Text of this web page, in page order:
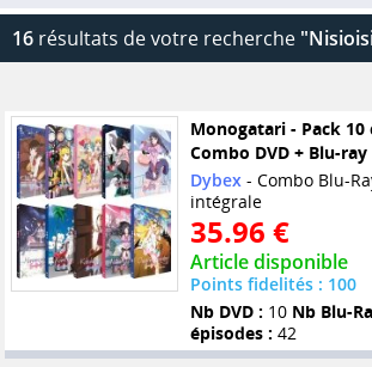
16 résultats de votre recherche
Monogatari - Pack
Combo DVD + Blu-ray
Dybex- Combo Blu-
intégrale
35.96 €
Article disponible
Points fidelités : 100
Nb DVD : 10 Nb Blu-
épisodes : 42